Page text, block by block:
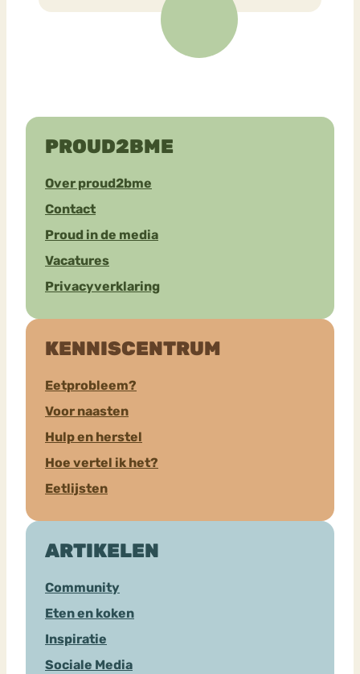
PROUD2BME
Over proud2bme
Contact
Proud in de media
Vacatures
Privacyverklaring
KENNISCENTRUM
Eetprobleem?
Voor naasten
Hulp en herstel
Hoe vertel ik het?
Eetlijsten
ARTIKELEN
Community
Eten en koken
Inspiratie
Sociale Media